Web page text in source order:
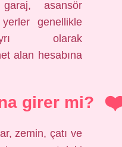
asansör
genellikle
olarak
alan hesabına
girer mi?
zemin, çatı ve